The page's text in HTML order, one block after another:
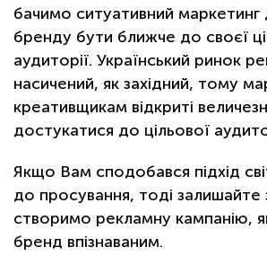
бачимо ситуативний маркетинг
бренду бути ближче до своєї
аудиторії. Український ринок
насичений, як західний, тому
креативщикам відкриті
достукатися до цільової
Якщо Вам сподобався підхід
до просування, тоді залишайте
створимо рекламну кампанію,
бренд впізнаваним.